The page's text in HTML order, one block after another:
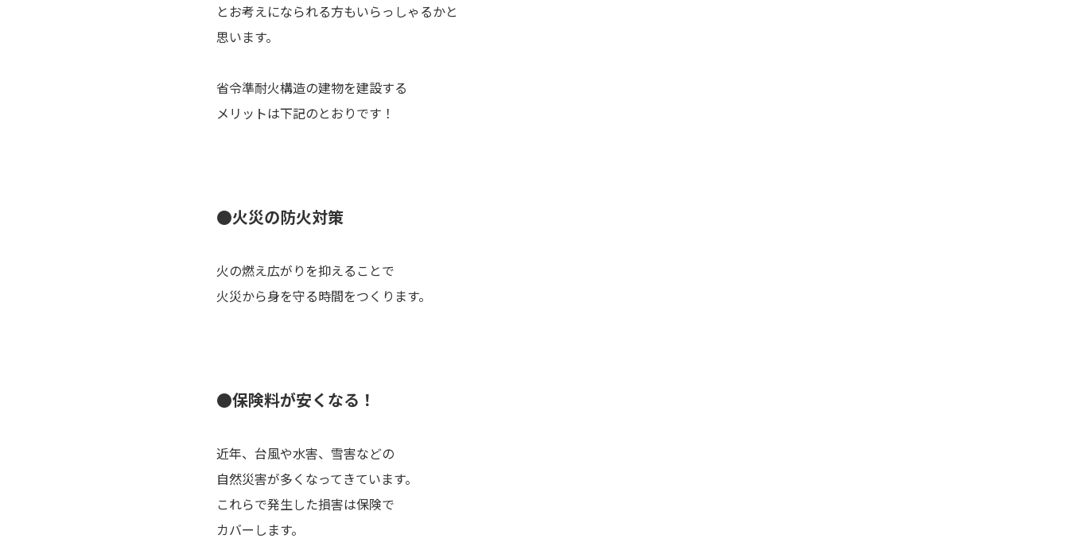
とお考えになられる方もいらっしゃるかと
思います。
省令準耐火構造の建物を建設する
メリットは下記のとおりです！
●火災の防火対策
火の燃え広がりを抑えることで
火災から身を守る時間をつくります。
●保険料が安くなる！
近年、台風や水害、雪害などの
自然災害が多くなってきています。
これらで発生した損害は保険で
カバーします。